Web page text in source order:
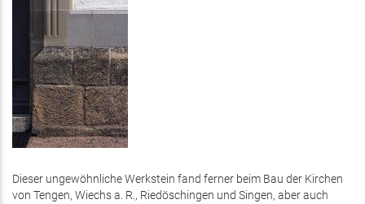
Dieser ungewöhnliche Werkstein fand ferner beim Bau der Kirchen
von Tengen, Wiechs a. R., Riedöschingen und Singen, aber auch